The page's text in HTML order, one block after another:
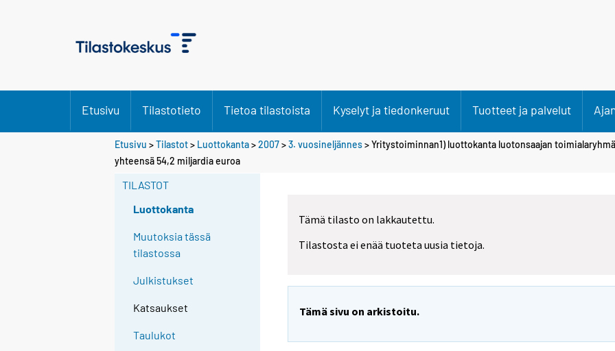
Etusivu Tilastotieto Tietoa tilastoista Kyselyt ja tiedonkeruut Tuotteet ja palvelut
Etusivu >Tilastot> Luottokanta>2007>3. vuosineljännes> Yritystoiminnan1) luottokanta luotonsaajan
yhteensä 54,2 miljardia euroa
TILASTOT
Luottokanta
Muutoksia tässä
tilastossa
Julkistukset
Katsaukset
Taulukot
Tämä tilasto on lakkautettu.
Tilastosta ei enää tuoteta uusia tietoja.
Tämä sivu on arkistoitu.